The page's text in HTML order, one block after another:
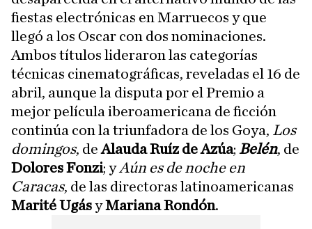
fiestas electrónicas en Marruecos y que
llegó a los Oscar con dos nominaciones.
Ambos títulos lideraron las categorías
técnicas cinematográficas, reveladas el 16 de
abril, aunque la disputa por el Premio a
mejor película iberoamericana de ficción
continúa con la triunfadora de los Goya, Los
domingos, deAlauda Ruíz de Azúa; Belén, de
Dolores Fonzi; yAún es de noche en
Caracas, de las directoras latinoamericanas
Marité UgásyMariana Rondón.